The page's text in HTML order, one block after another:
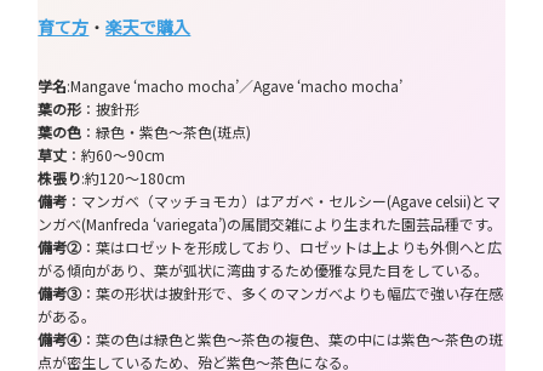
育て方 ・楽天で購入
学名:Mangave ‘macho mocha’／Agave ‘macho mocha’
葉の形 ：披針形
葉の色 ：緑色・紫色～茶色(斑点)
草丈 ：約60～90cm
株張り:約120～180cm
備考 ：マンガベ（マッチョモカ）はアガベ・セルシー(Agave celsii)とマ
ンガべ(Manfreda ‘variegata’)の属間交雑により生まれた園芸品種です。
備考②：葉はロゼットを形成しており、ロゼットは上よりも外側へと広
がる傾向があり、葉が弧状に湾曲するため優雅な見た目をしている。
備考③：葉の形状は披針形で、多くのマンガべよりも幅広で強い存在感
がある。
備考④：葉の色は緑色と紫色～茶色の複色、葉の中には紫色～茶色の斑
点が密生しているため、殆ど紫色～茶色になる。